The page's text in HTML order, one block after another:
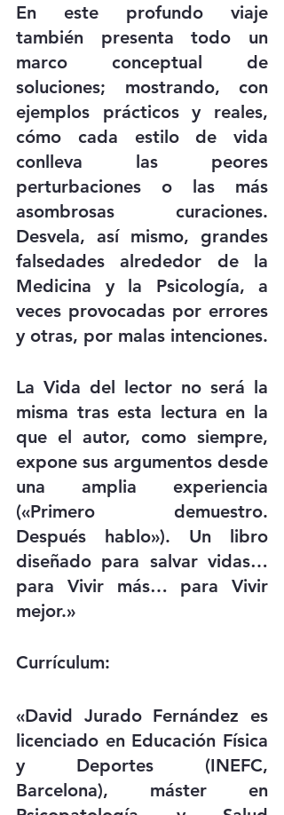
En este profundo viaje
también presenta todo un
marco conceptual de
soluciones; mostrando, con
ejemplos prácticos y reales,
cómo cada estilo de vida
conlleva las peores
perturbaciones o las más
asombrosas curaciones.
Desvela, así mismo, grandes
falsedades alrededor de la
Medicina y la Psicología, a
veces provocadas por errores
y otras, por malas intenciones.
La Vida del lector no será la
misma tras esta lectura en la
que el autor, como siempre,
expone sus argumentos desde
una amplia experiencia
(«Primero demuestro.
Después hablo»). Un libro
diseñado para salvar vidas…
para Vivir más… para Vivir
mejor.»
Currículum:
«David Jurado Fernández es
licenciado en Educación Física
y Deportes (INEFC,
Barcelona), máster en